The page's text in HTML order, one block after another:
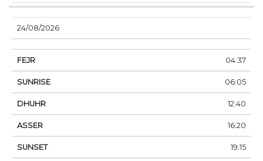
24/08/2026
04:37
06:05
12:40
16:20
19:15